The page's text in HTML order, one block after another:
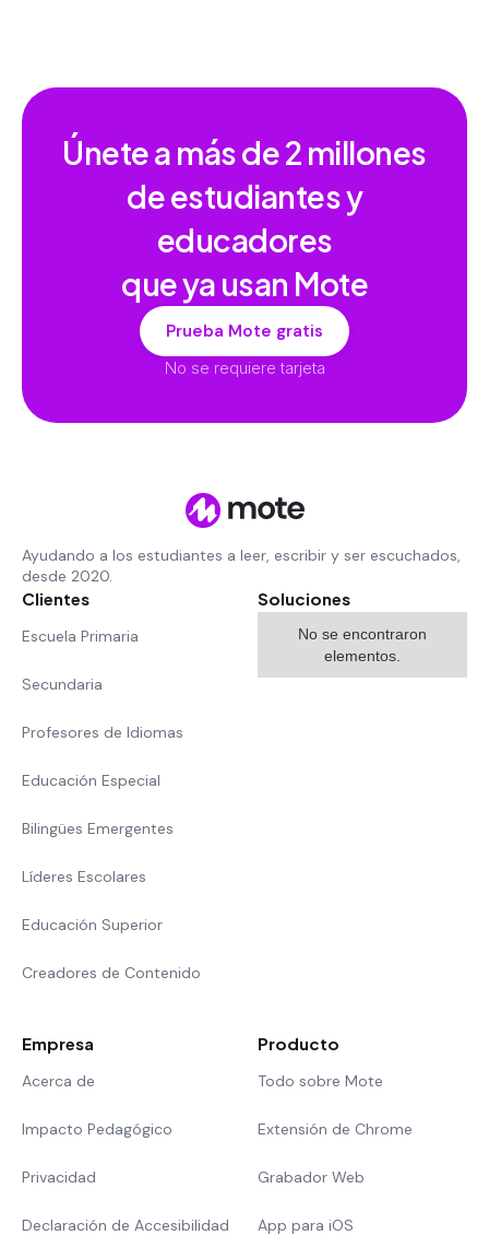
Únete a más de2 millones
de estudiantes y
educadores
que ya usan Mote
Prueba Mote gratis
No se requiere tarjeta
Ayudando a los estudiantes a leer, escribir y ser escuchados,
desde 2020.
Clientes
Escuela Primaria
Secundaria
Profesores de Idiomas
Educación Especial
Bilingües Emergentes
Líderes Escolares
Educación Superior
Creadores de Contenido
Soluciones
No se encontraron
elementos.
Empresa
Acerca de
Impacto Pedagógico
Privacidad
Declaración de Accesibilidad
Producto
Todo sobre Mote
Extensión de Chrome
Grabador Web
App para iOS